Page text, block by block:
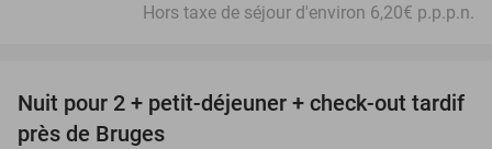
Hors taxe de séjour d'environ 6,20€ p.p.p.n.
48%
Nuit pour 2 + petit-déjeuner + check-out tardif
près de Bruges